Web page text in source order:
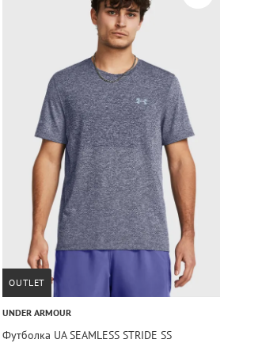
OUTLET
UNDER ARMOUR
Футболка UA SEAMLESS STRIDE SS